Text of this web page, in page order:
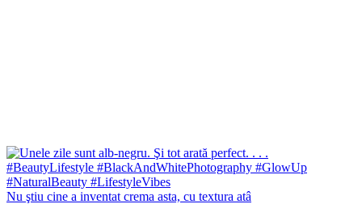
Nu ştiu cine a inventat crema asta, cu textura atâ